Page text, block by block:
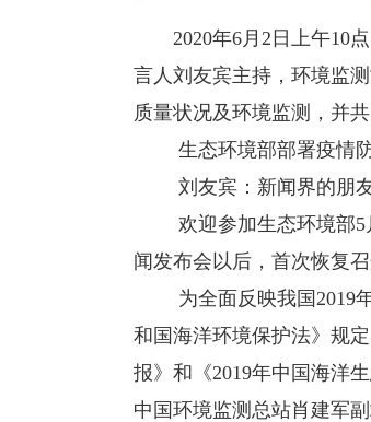
2020年6月2日上午10点
言人刘友宾主持，环境监
质量状况及环境监测，并
生态环境部部署疫情防
刘友宾：新闻界的朋友
欢迎参加生态环境部5月
闻发布会以后，首次恢复
为全面反映我国2019年
和国海洋环境保护法》规
报》和《2019年中国海洋
中国环境监测总站肖建军